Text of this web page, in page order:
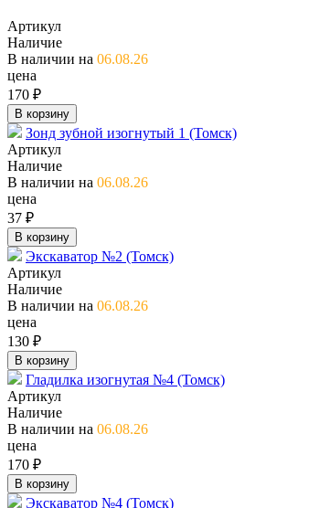
Артикул
Наличие
В наличии на 06.08.26
цена
170 ₽
В корзину
Зонд зубной изогнутый 1 (Томск)
Артикул
Наличие
В наличии на 06.08.26
цена
37 ₽
В корзину
Экскаватор №2 (Томск)
Артикул
Наличие
В наличии на 06.08.26
цена
130 ₽
В корзину
Гладилка изогнутая №4 (Томск)
Артикул
Наличие
В наличии на 06.08.26
цена
170 ₽
В корзину
Экскаватор №4 (Томск)